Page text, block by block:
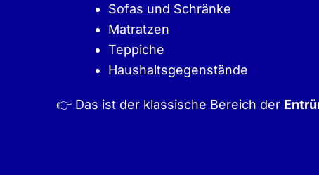
Sofas und Schränke
Matratzen
Teppiche
Haushaltsgegenstände
👉 Das ist der klassische Bereich der